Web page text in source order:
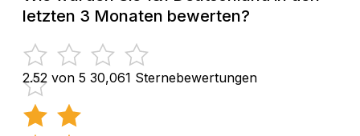
letzten 3 Monaten bewerten?
2.52 von 5 30,061 Sternebewertungen